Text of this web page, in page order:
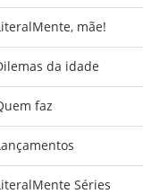
mãe!
da idade
faz
Séries